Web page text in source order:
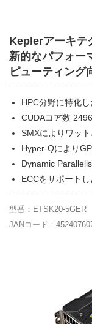
Keplerアーキテ
新的なパフォー
ピューティング
HPC分野に特化
CUDAコア数
SMXによりワッ
Hyper-Qにより
Dynamic
ECCをサポート
型番：ETSK20-5GER
JANコード：